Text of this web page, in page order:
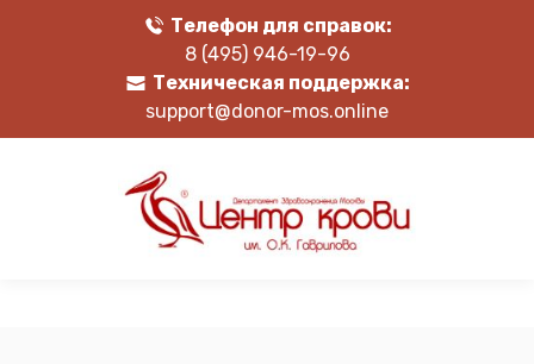
Телефон для справок:
8 (495) 946-19-96
Техническая поддержка:
support@donor-mos.online